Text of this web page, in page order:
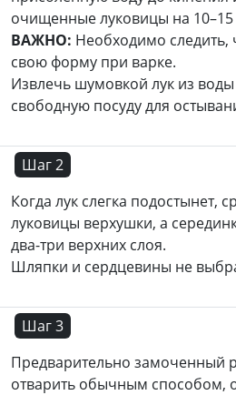
очищенные луковицы на 10–15
ВАЖНО: Необходимо следить,
свою форму при варке.
Извлечь шумовкой лук из
свободную посуду для
Шаг 2
Когда лук слегка подостынет,
луковицы верхушки, а
два-три верхних слоя.
Шляпки и сердцевины не
Шаг 3
Предварительно замоченный
отварить обычным способом,